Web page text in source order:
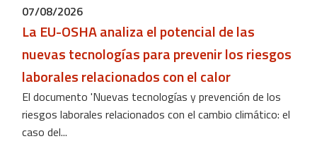
07/08/2026
La EU-OSHA analiza el potencial de las
nuevas tecnologías para prevenir los riesgos
laborales relacionados con el calor
El documento 'Nuevas tecnologías y prevención de los
riesgos laborales relacionados con el cambio climático: el
caso del...